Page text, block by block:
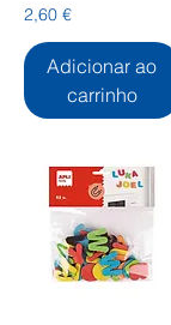
Preço
2,60 €
Adicionar ao
carrinho